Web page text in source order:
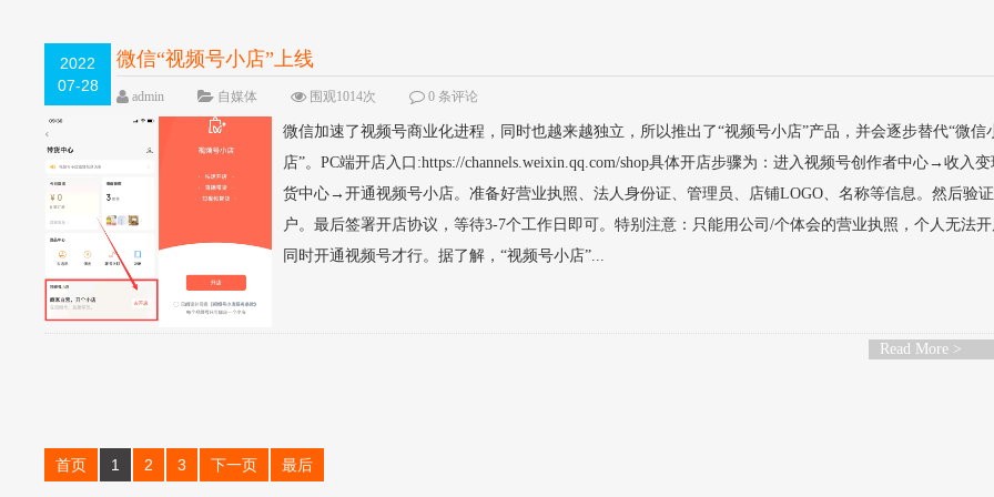
2022
07-28
微信“视频号小店”上线
admin 自媒体 围观1014次 0 条评论
微信加速了视频号商业化进程，同时也越来越独立，所以推出了“视频号小店”产品，并会逐步替代“微信
店”。PC端开店入口:https://channels.weixin.qq.com/shop具体开店步骤为：进入视频号创作者中心→收入
货中心→开通视频号小店。准备好营业执照、法人身份证、管理员、店铺LOGO、名称等信息。然后验
户。最后签署开店协议，等待3-7个工作日即可。特别注意：只能用公司/个体会的营业执照，个人无法开
同时开通视频号才行。据了解，“视频号小店”...
Read More >
首页 1 2 3 下一页 最后